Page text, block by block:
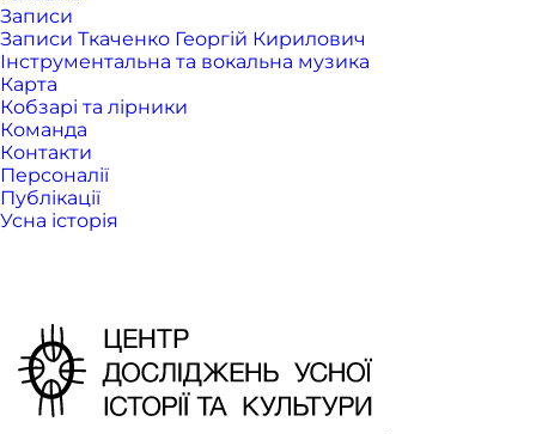
Записи
Записи Ткаченко Георгій Кирилович
Інструментальна та вокальна музика
Карта
Кобзарі та лірники
Команда
Контакти
Персоналії
Публікації
Усна історія